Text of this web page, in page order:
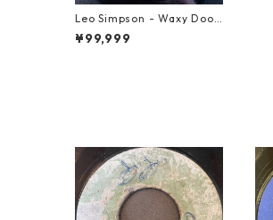
Leo Simpson - Waxy Dood
le【7-21672】
¥99,999